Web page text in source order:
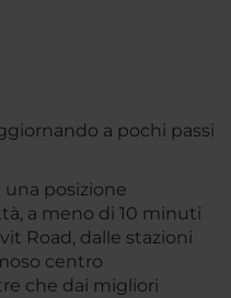
a pochi passi
una posizione
a meno di 10 minuti
Road, dalle stazioni
centro
che dai migliori